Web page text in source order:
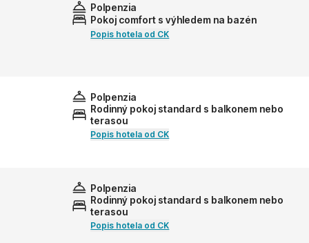
Polpenzia
Pokoj comfort s výhledem na bazén
Popis hotela od CK
Polpenzia
Rodinný pokoj standard s balkonem nebo
terasou
Popis hotela od CK
Polpenzia
Rodinný pokoj standard s balkonem nebo
terasou
Popis hotela od CK